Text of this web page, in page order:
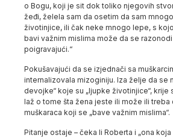
o Bogu, koji je sit dok toliko njegovih
žeđi, želela sam da osetim da sam
životinjice, ili čak neke mnogo lepe, s
bavi važnim mislima može da se
poigravajući.“
Pokušavajući da se izjednači sa
internalizovala mizoginiju. Iza želje da se
devojke“ koje su „ljupke životinjice“,
laž o tome šta žena jeste ili može ili treba
muškaraca koji se „bave važnim mislima“.
Pitanje ostaje – čeka li Roberta i „ona koja